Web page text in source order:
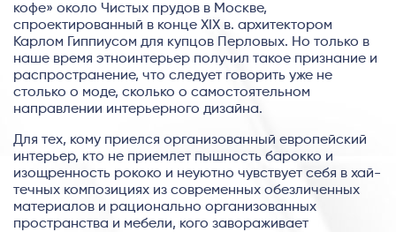
кофе» около Чистых прудов в Москве,
спроектированный в конце XIX в. архитектором
Карлом Гиппиусом для купцов Перловых. Но только в
наше время этноинтерьер получил такое признание и
распространение, что следует говорить уже не
столько о моде, сколько о самостоятельном
направлении интерьерного дизайна.
Для тех, кому приелся организованный европейский
интерьер, кто не приемлет пышность барокко и
изощренность рококо и неуютно чувствует себя в хай-
течных композициях из современных обезличенных
материалов и рационально организованных
пространства и мебели, кого завораживает